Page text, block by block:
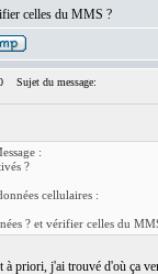
celles du MMS ?
Sujet du message:
:
?
cellulaires :
? et vérifier celles du
priori, j'ai trouvé d'où ça